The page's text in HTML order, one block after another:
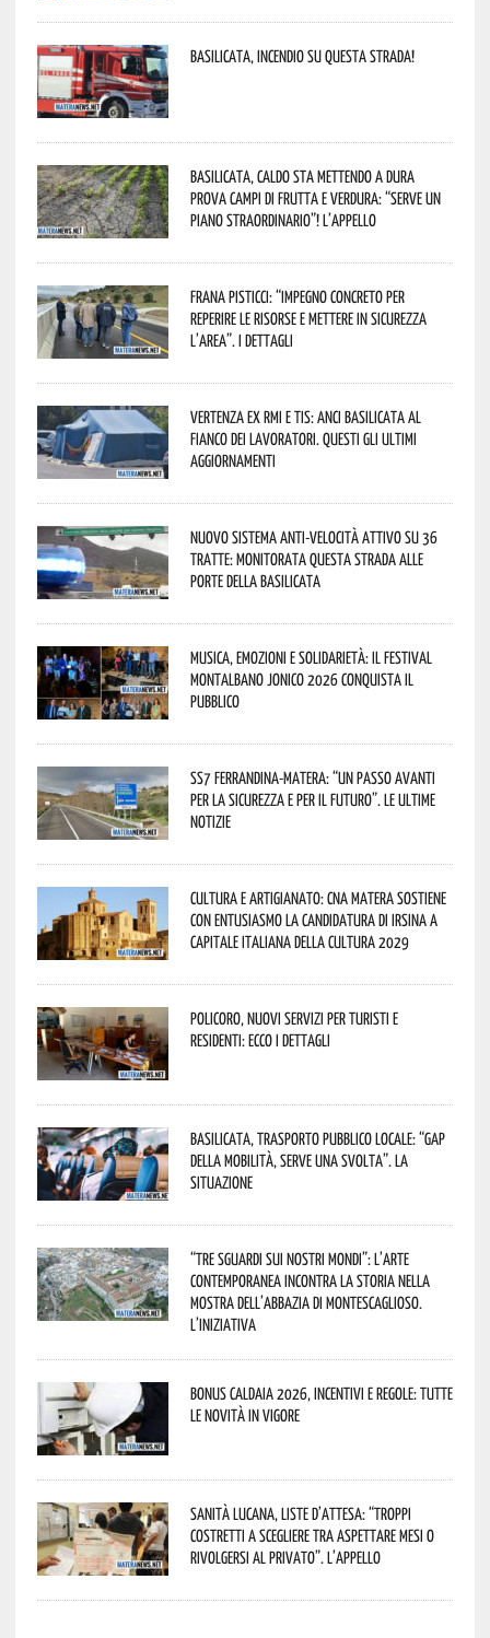
Basilicata, incendio su questa strada!
Basilicata, caldo sta mettendo a dura
prova campi di frutta e verdura: “Serve un
piano straordinario”! L’appello
Frana Pisticci: “Impegno concreto per
reperire le risorse e mettere in sicurezza
l’area”. I dettagli
Vertenza ex RMI e TIS: ANCI Basilicata al
fianco dei lavoratori. Questi gli ultimi
aggiornamenti
Nuovo sistema anti-velocità attivo su 36
tratte: monitorata questa strada alle
porte della Basilicata
Musica, emozioni e solidarietà: il Festival
Montalbano Jonico 2026 conquista il
pubblico
SS7 Ferrandina-Matera: “Un passo avanti
per la sicurezza e per il futuro”. Le ultime
notizie
Cultura e Artigianato: CNA Matera sostiene
con entusiasmo la candidatura di Irsina a
Capitale Italiana della Cultura 2029
Policoro, nuovi servizi per turisti e
residenti: ecco i dettagli
Basilicata, trasporto pubblico locale: “Gap
della mobilità, serve una svolta”. La
situazione
“Tre Sguardi sui Nostri Mondi”: l’arte
contemporanea incontra la storia nella
mostra dell’Abbazia di Montescaglioso.
L’iniziativa
Bonus caldaia 2026, incentivi e regole: tutte
le novità in vigore
Sanità lucana, liste d’attesa: “Troppi
costretti a scegliere tra aspettare mesi o
rivolgersi al privato”. L’appello